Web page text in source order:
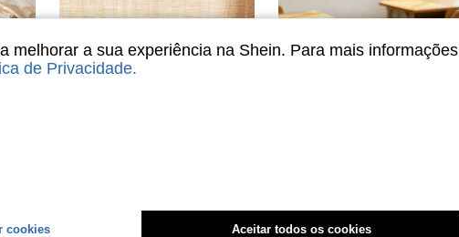
para Madrinha e Dia das Mães CFUNIQ Bolsa de Viagem Personalizada para Homens, Letra Inicial do Nome Personalizada, Presente de Padrinho para Noivo, Marido, Namorado, Pai, Acessório de Viagem de Grande Capacidade para Atividades ao Ar Livre, Presente de Aniversário, Dia dos Namorados, Dia dos Pais, Natal, Presente Atencioso -4% Últimos 12 mins Estojo de Lápis Personalizado com Nome, Bolsa de Lápis de Lona Personalizada, Bolsa de Papelaria com Zíper de Texto Personalizável, Adequado para Escola e Escritório
melhorar a sua experiência na Shein. Para mais informações
de Privacidade.
cookies Aceitar todos os cookies